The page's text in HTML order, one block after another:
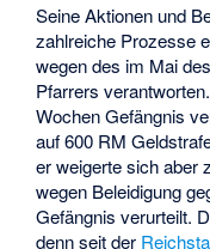
Seine Aktionen und
zahlreiche Prozesse
wegen des im Mai
Pfarrers
Wochen Gefängnis
auf 600 RM
er weigerte sich aber
wegen Beleidigung
Gefängnis verurteilt.
denn seit der